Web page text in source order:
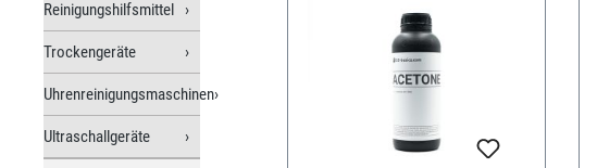
Reinigungshilfsmittel
Trockengeräte
Uhrenreinigungsmaschinen
Ultraschallgeräte